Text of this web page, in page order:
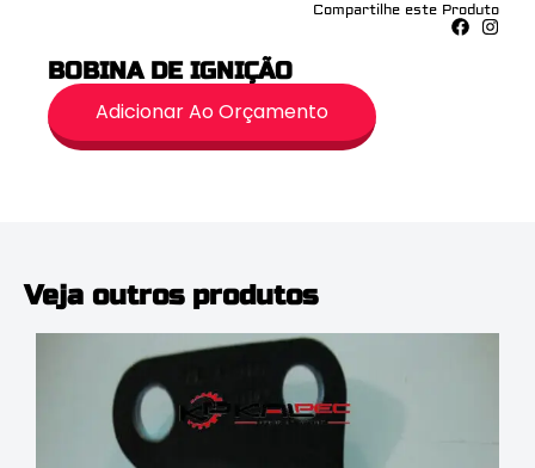
Compartilhe este Produto
BOBINA DE IGNIÇÃO
Adicionar Ao Orçamento
Veja outros produtos